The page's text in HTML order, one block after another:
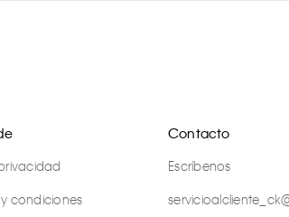
condiciones
Contacto
Escríbenos